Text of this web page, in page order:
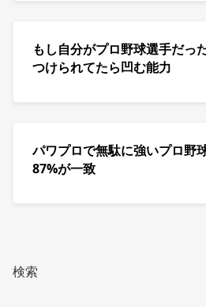
もし自分がプロ野球選手だっ
つけられてたら凹む能力
パワプロで無駄に強いプロ野
87%が一致
検索